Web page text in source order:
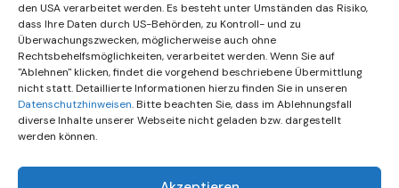
den USA verarbeitet werden. Es besteht unter Umständen das Risiko,
dass Ihre Daten durch US-Behörden, zu Kontroll- und zu
Überwachungszwecken, möglicherweise auch ohne
Rechtsbehelfsmöglichkeiten, verarbeitet werden. Wenn Sie auf
"Ablehnen" klicken, findet die vorgehend beschriebene Übermittlung
nicht statt. Detaillierte Informationen hierzu finden Sie in unseren
Datenschutzhinweisen. Bitte beachten Sie, dass im Ablehnungsfall
diverse Inhalte unserer Webseite nicht geladen bzw. dargestellt
werden können.
Gemeinsames Friedensgebet
Setzt Zeichen …
15. Juli 2026